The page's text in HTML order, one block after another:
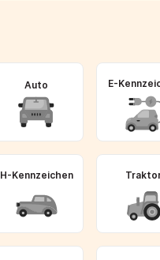
Auto E-
H-Kennzeichen